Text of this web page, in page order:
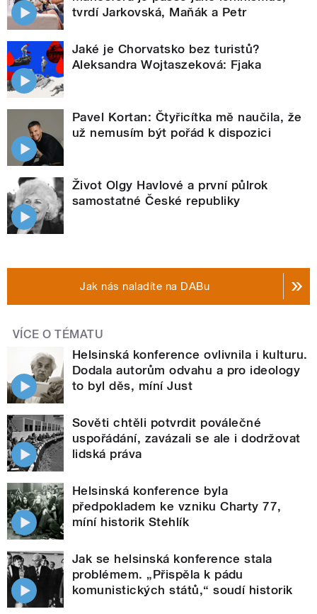
tvrdí Jarkovská, Maňák a Petr
Jaké je Chorvatsko bez turistů?
Aleksandra Wojtaszeková: Fjaka
Pavel Kortan: Čtyřicítka mě naučila, že
už nemusím být pořád k dispozici
Život Olgy Havlové a první půlrok
samostatné České republiky
Jak nás naladíte na DABu
VÍCE O TÉMATU
Helsinská konference ovlivnila i kulturu.
Dodala autorům odvahu a pro ideology
to byl děs, míní Just
Sověti chtěli potvrdit poválečné
uspořádání, zavázali se ale i dodržovat
lidská práva
Helsinská konference byla
předpokladem ke vzniku Charty 77,
míní historik Stehlík
Jak se helsinská konference stala
problémem. „Přispěla k pádu
komunistických států,“ soudí historik